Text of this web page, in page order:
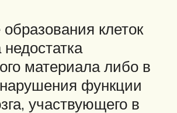
клеток
материала либо в
нарушения функции
участвующего в